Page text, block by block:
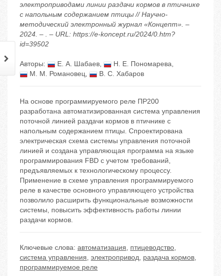
электроприводами линии раздачи кормов в птичнике
с напольным содержанием птицы // Научно-
методический электронный журнал «Концепт». –
2024. – . – URL: https://e-koncept.ru/2024/0.htm?
id=39502
Авторы: Е. А. Шабаев, Н. Е. Пономарева,
М. М. Романовец, В. С. Хабаров
На основе программируемого реле ПР200
разработана автоматизированная система управления
поточной линией раздачи кормов в птичнике с
напольным содержанием птицы. Спроектирована
электрическая схема системы управления поточной
линией и создана управляющая программа на языке
программирования FBD с учетом требований,
предъявляемых к технологическому процессу.
Применение в схеме управления программируемого
реле в качестве основного управляющего устройства
позволило расширить функциональные возможности
системы, повысить эффективность работы линии
раздачи кормов.
Ключевые слова: автоматизация, птицеводство,
система управления, электропривод, раздача кормов,
программируемое реле